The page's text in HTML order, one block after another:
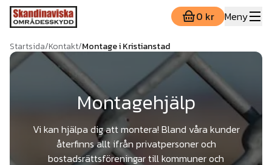
0 kr Meny
Startsida/Kontakt/Montage i Kristianstad
Montagehjälp
Vi kan hjälpa dig att montera! Bland våra kunder
återfinns allt ifrån privatpersoner och
bostadsrättsföreningar till kommuner och